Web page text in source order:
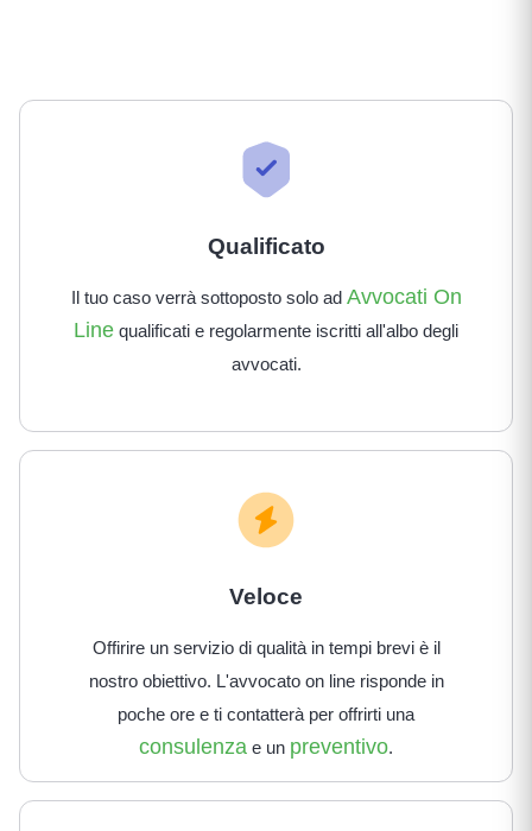
Qualificato
Il tuo caso verrà sottoposto solo ad Avvocati On
Line qualificati e regolarmente iscritti all'albo degli
avvocati.
Veloce
Offirire un servizio di qualità in tempi brevi è il
nostro obiettivo. L'avvocato on line risponde in
poche ore e ti contatterà per offrirti una
consulenza e un preventivo.